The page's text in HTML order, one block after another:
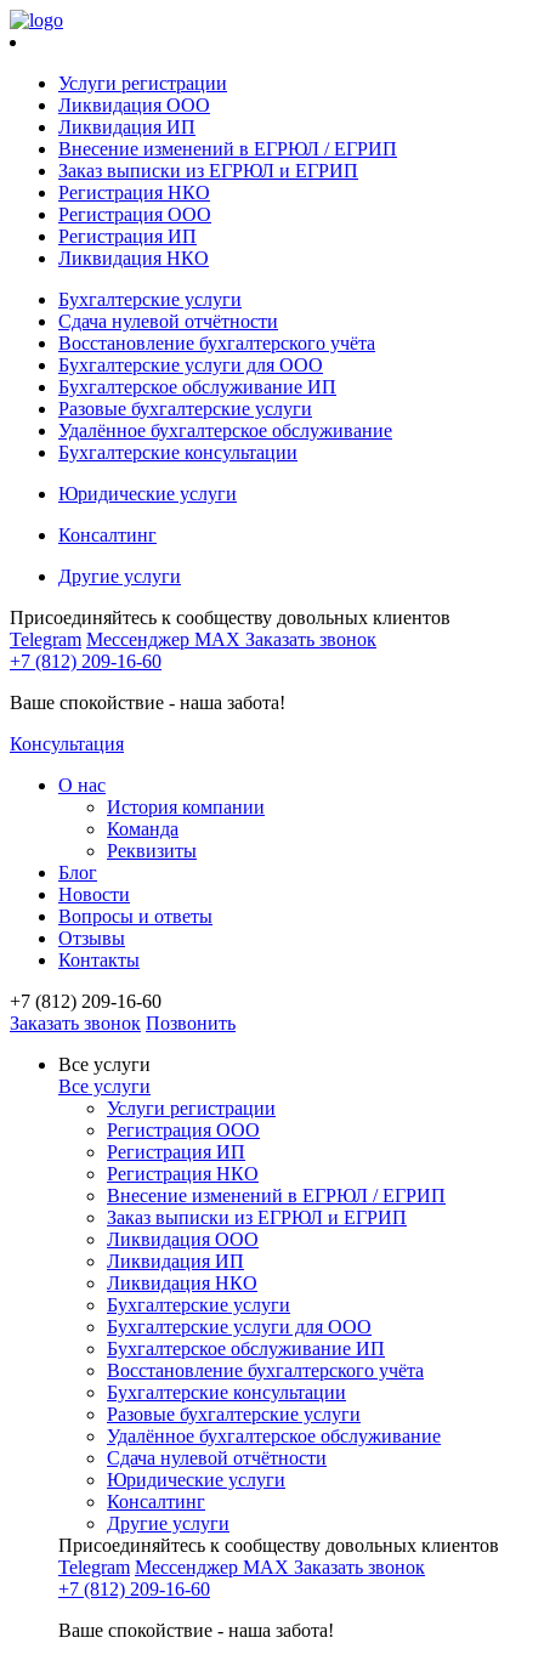
Услуги регистрации
Ликвидация ООО
Ликвидация ИП
Внесение изменений в ЕГРЮЛ / ЕГРИП
Заказ выписки из ЕГРЮЛ и ЕГРИП
Регистрация НКО
Регистрация ООО
Регистрация ИП
Ликвидация НКО
Бухгалтерские услуги
Сдача нулевой отчётности
Восстановление бухгалтерского учёта
Бухгалтерские услуги для ООО
Бухгалтерское обслуживание ИП
Разовые бухгалтерские услуги
Удалённое бухгалтерское обслуживание
Бухгалтерские консультации
Юридические услуги
Консалтинг
Другие услуги
Присоединяйтесь к сообществу довольных клиентов
Telegram Мессенджер MAX Заказать звонок
+7 (812) 209-16-60
Ваше спокойствие - наша забота!
Консультация
О нас
История компании
Команда
Реквизиты
Блог
Новости
Вопросы и ответы
Отзывы
Контакты
+7 (812) 209-16-60
Заказать звонок Позвонить
Все услуги
Все услуги
Услуги регистрации
Регистрация ООО
Регистрация ИП
Регистрация НКО
Внесение изменений в ЕГРЮЛ / ЕГРИП
Заказ выписки из ЕГРЮЛ и ЕГРИП
Ликвидация ООО
Ликвидация ИП
Ликвидация НКО
Бухгалтерские услуги
Бухгалтерские услуги для ООО
Бухгалтерское обслуживание ИП
Восстановление бухгалтерского учёта
Бухгалтерские консультации
Разовые бухгалтерские услуги
Удалённое бухгалтерское обслуживание
Сдача нулевой отчётности
Юридические услуги
Консалтинг
Другие услуги
Присоединяйтесь к сообществу довольных клиентов
Telegram Мессенджер MAX Заказать звонок
+7 (812) 209-16-60
Ваше спокойствие - наша забота!